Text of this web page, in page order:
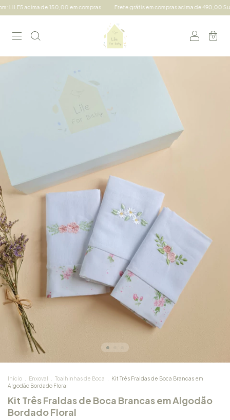
acima de 150,00 em compras Frete grátis em compras acima de 490,00 Sul e
0
Início Enxoval Toalhinhas de Boca
Kit Três Fraldas de Boca Brancas em
Algodão Bordado Floral
Kit Três Fraldas de Boca Brancas em Algodão
Bordado Floral